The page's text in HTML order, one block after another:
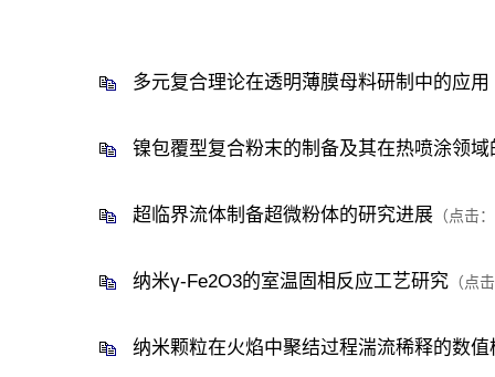
多元复合理论在透明薄膜母料研制中的应用
镍包覆型复合粉末的制备及其在热喷涂领域
超临界流体制备超微粉体的研究进展 （点击：
纳米γ-Fe2O3的室温固相反应工艺研究 （点
纳米颗粒在火焰中聚结过程湍流稀释的数值